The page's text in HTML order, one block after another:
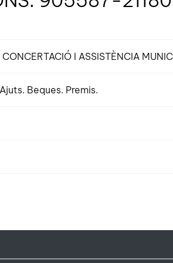
I ASSISTÈNCIA
Beques. Premis.